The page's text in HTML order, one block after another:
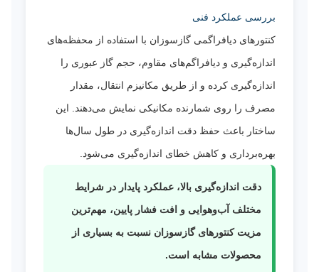
بررسی عملکرد فنی
کنتورهای دیافراگمی گازسوزان با استفاده از محفظه‌های
اندازه‌گیری و دیافراگم‌های مقاوم، حجم گاز عبوری را
اندازه‌گیری کرده و از طریق مکانیزم انتقال، مقدار
مصرف را روی شمارنده مکانیکی نمایش می‌دهند. این
ساختار باعث حفظ دقت اندازه‌گیری در طول سال‌ها
بهره‌برداری و کاهش خطای اندازه‌گیری می‌شود.
دقت اندازه‌گیری بالا، عملکرد پایدار در شرایط
مختلف آب‌وهوایی و افت فشار پایین، مهم‌ترین
مزیت کنتورهای گازسوزان نسبت به بسیاری از
محصولات مشابه است.